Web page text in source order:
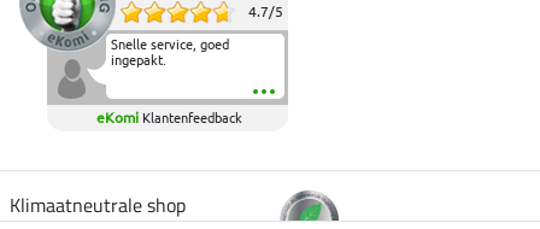
4.7/5
Snelle service, goed
ingepakt.
eKomi Klantenfeedback
Klimaatneutrale shop